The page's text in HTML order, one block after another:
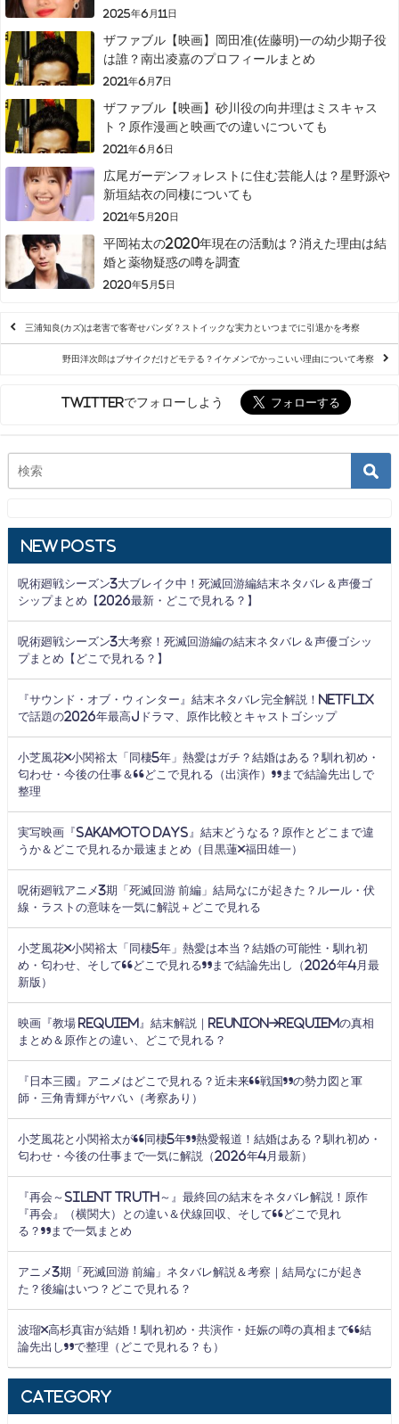
2025年6月11日
ザファブル【映画】岡田准(佐藤明)一の幼少期子役
は誰？南出凌嘉のプロフィールまとめ
2021年6月7日
ザファブル【映画】砂川役の向井理はミスキャス
ト？原作漫画と映画での違いについても
2021年6月6日
広尾ガーデンフォレストに住む芸能人は？星野源や
新垣結衣の同棲についても
2021年5月20日
平岡祐太の2020年現在の活動は？消えた理由は結
婚と薬物疑惑の噂を調査
2020年5月5日
三浦知良(カズ)は老害で客寄せパンダ？ストイックな実力といつまでに引退かを考察
野田洋次郎はブサイクだけどモテる？イケメンでかっこいい理由について考察
Twitterでフォローしよう
New Posts
呪術廻戦シーズン3大ブレイク中！死滅回游編結末ネタバレ＆声優ゴ
シップまとめ【2026最新・どこで見れる？】
呪術廻戦シーズン3大考察！死滅回游編の結末ネタバレ＆声優ゴシッ
プまとめ【どこで見れる？】
『サウンド・オブ・ウィンター』結末ネタバレ完全解説！Netflix
で話題の2026年最高Jドラマ、原作比較とキャストゴシップ
小芝風花×小関裕太「同棲5年」熱愛はガチ？結婚はある？馴れ初め・
匂わせ・今後の仕事＆“どこで見れる（出演作）”まで結論先出しで
整理
実写映画『SAKAMOTO DAYS』結末どうなる？原作とどこまで違
うか＆どこで見れるか最速まとめ（目黒蓮×福田雄一）
呪術廻戦アニメ3期「死滅回游 前編」結局なにが起きた？ルール・伏
線・ラストの意味を一気に解説＋どこで見れる
小芝風花×小関裕太「同棲5年」熱愛は本当？結婚の可能性・馴れ初
め・匂わせ、そして“どこで見れる”まで結論先出し（2026年4月最
新版）
映画『教場 Requiem』結末解説｜Reunion→Requiemの真相
まとめ＆原作との違い、どこで見れる？
『日本三國』アニメはどこで見れる？近未来“戦国”の勢力図と軍
師・三角青輝がヤバい（考察あり）
小芝風花と小関裕太が“同棲5年”熱愛報道！結婚はある？馴れ初め・
匂わせ・今後の仕事まで一気に解説（2026年4月最新）
『再会～Silent Truth～』最終回の結末をネタバレ解説！原作
『再会』（横関大）との違い＆伏線回収、そして“どこで見れ
る？”まで一気まとめ
アニメ3期「死滅回游 前編」ネタバレ解説＆考察｜結局なにが起き
た？後編はいつ？どこで見れる？
波瑠×高杉真宙が結婚！馴れ初め・共演作・妊娠の噂の真相まで“結
論先出し”で整理（どこで見れる？も）
Category